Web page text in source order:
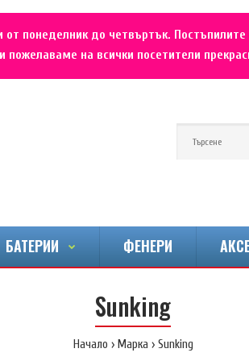
понеделник до четвъртък.
на всички посетители
БАТЕРИИ ФЕНЕРИ
Sunking
Начало Марка Sunking